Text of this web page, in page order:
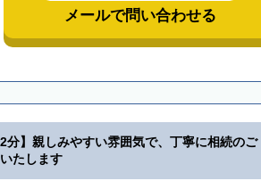
メールで問い合わせる
2分】親しみやすい雰囲気で、丁寧に相続のご
たします